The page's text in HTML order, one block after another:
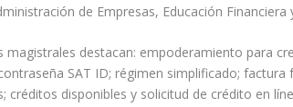
de Empresas, Educación Financiera
destacan: empoderamiento para
SAT ID; régimen simplificado; factura
disponibles y solicitud de crédito en